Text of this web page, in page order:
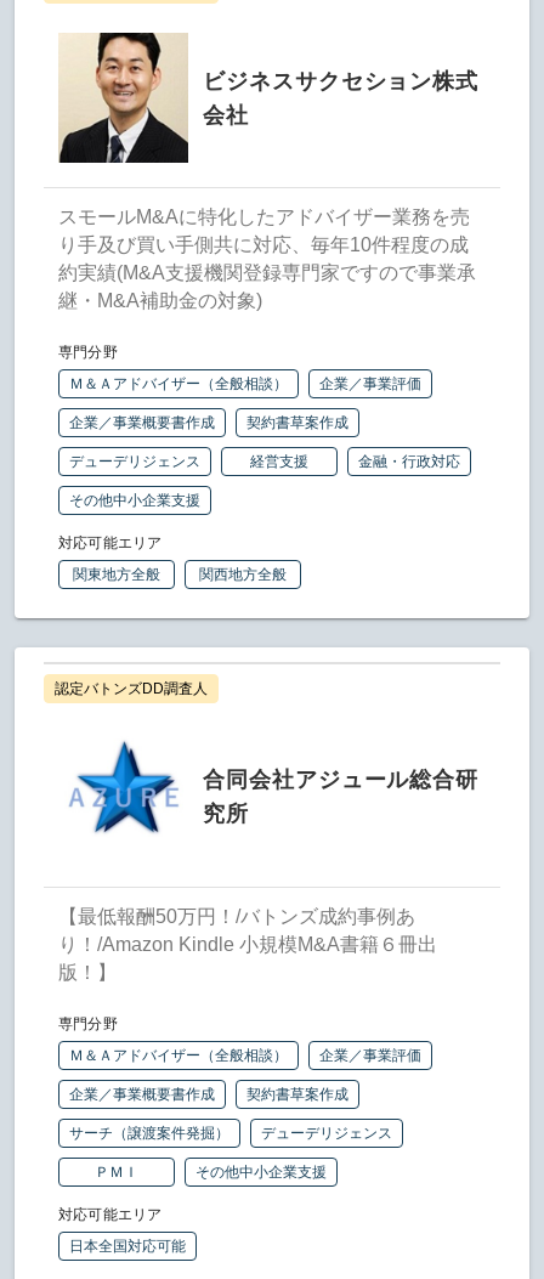
ビジネスサクセション株式
会社
スモールM&Aに特化したアドバイザー業務を売
り手及び買い手側共に対応、毎年10件程度の成
約実績(M&A支援機関登録専門家ですので事業承
継・M&A補助金の対象)
専門分野
Ｍ＆Ａアドバイザー（全般相談）
企業／事業評価
企業／事業概要書作成 契約書草案作成
デューデリジェンス 経営支援 金融・行政対応
その他中小企業支援
対応可能エリア
関東地方全般
関西地方全般
認定バトンズDD調査人
合同会社アジュール総合研
究所
【最低報酬50万円！/バトンズ成約事例あ
り！/Amazon Kindle 小規模M&A書籍６冊出
版！】
専門分野
Ｍ＆Ａアドバイザー（全般相談）
企業／事業評価
企業／事業概要書作成 契約書草案作成
サーチ（譲渡案件発掘） デューデリジェンス
ＰＭＩ その他中小企業支援
対応可能エリア
日本全国対応可能